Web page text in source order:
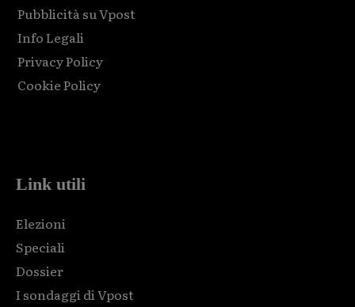
Pubblicità su Vpost
Info Legali
Privacy Policy
Cookie Policy
Link utili
Elezioni
Speciali
Dossier
I sondaggi di Vpost